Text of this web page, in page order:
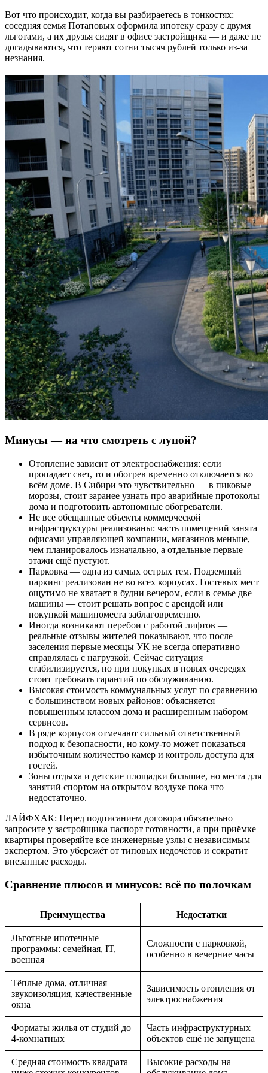
Вот что происходит, когда вы разбираетесь в тонкостях:
соседняя семья Потаповых оформила ипотеку сразу с двумя
льготами, а их друзья сидят в офисе застройщика — и даже не
догадываются, что теряют сотни тысяч рублей только из-за
незнания.
Минусы — на что смотреть с лупой?
Отопление зависит от электроснабжения: если
пропадает свет, то и обогрев временно отключается во
всём доме. В Сибири это чувствительно — в пиковые
морозы, стоит заранее узнать про аварийные протоколы
дома и подготовить автономные обогреватели.
Не все обещанные объекты коммерческой
инфраструктуры реализованы: часть помещений занята
офисами управляющей компании, магазинов меньше,
чем планировалось изначально, а отдельные первые
этажи ещё пустуют.
Парковка — одна из самых острых тем. Подземный
паркинг реализован не во всех корпусах. Гостевых мест
ощутимо не хватает в будни вечером, если в семье две
машины — стоит решать вопрос с арендой или
покупкой машиноместа заблаговременно.
Иногда возникают перебои с работой лифтов —
реальные отзывы жителей показывают, что после
заселения первые месяцы УК не всегда оперативно
справлялась с нагрузкой. Сейчас ситуация
стабилизируется, но при покупках в новых очередях
стоит требовать гарантий по обслуживанию.
Высокая стоимость коммунальных услуг по сравнению
с большинством новых районов: объясняется
повышенным классом дома и расширенным набором
сервисов.
В ряде корпусов отмечают сильный ответственный
подход к безопасности, но кому-то может показаться
избыточным количество камер и контроль доступа для
гостей.
Зоны отдыха и детские площадки большие, но места для
занятий спортом на открытом воздухе пока что
недостаточно.
ЛАЙФХАК: Перед подписанием договора обязательно
запросите у застройщика паспорт готовности, а при приёмке
квартиры проверяйте все инженерные узлы с независимым
экспертом. Это убережёт от типовых недочётов и сократит
внезапные расходы.
Сравнение плюсов и минусов: всё по полочкам
Преимущества Недостатки
Льготные ипотечные
программы: семейная, IT,
военная
Сложности с парковкой,
особенно в вечерние часы
Тёплые дома, отличная
звукоизоляция, качественные
окна
Зависимость отопления от
электроснабжения
Форматы жилья от студий до
4-комнатных
Часть инфраструктурных
объектов ещё не запущена
Средняя стоимость квадрата
Высокие расходы на